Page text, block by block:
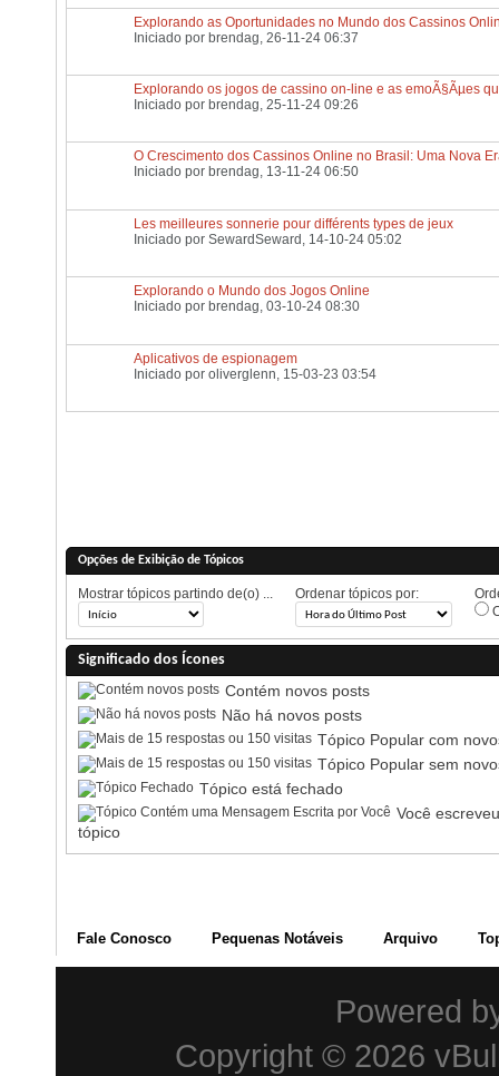
Explorando as Oportunidades no Mundo dos Cassinos
Iniciado por brendag , 26-11-24 06:37
Explorando os jogos de cassino on-line e as emoÃ§Ãµes
Iniciado por brendag, 25-11-24 09:26
O Crescimento dos Cassinos Online no Brasil: Uma Nova
Iniciado por brendag, 13-11-24 06:50
Les meilleures sonnerie pour différents types de jeux
Iniciado por SewardSeward , 14-10-24 05:02
Explorando o Mundo dos Jogos Online
Iniciado por brendag, 03-10-24 08:30
Aplicativos de espionagem
Iniciado por oliverglenn, 15-03-23 03:54
Opções de Exibição de Tópicos
Mostrar tópicos partindo de(o) ... Ordenar tópicos por:
Significado dos Ícones
Contém novos posts
Não há novos posts
Tópico Popular com
Tópico Popular sem
Tópico está fechado
Você
tópico
Fale Conosco Pequenas Notáveis Arquivo
Powered
Copyright © 2026